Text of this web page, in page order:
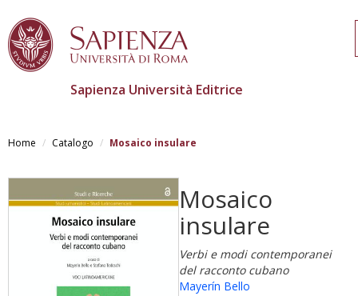
contenuto
Sapienza Università Editrice
Home Catalogo Mosaico insulare
Mosaico
insulare
Verbi e modi contemporanei
del racconto cubano
Mayerín Bello